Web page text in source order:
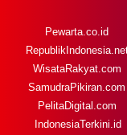
Pewarta.co.id
WisataRakyat.com
SamudraPikiran.com
PelitaDigital.com
IndonesiaTerkini.id